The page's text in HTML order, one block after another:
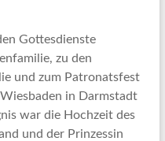
Gottesdienste
zu den
und zum Patronatsfest
in Darmstadt
war die Hochzeit des
und der Prinzessin